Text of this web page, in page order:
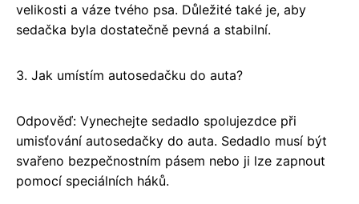
velikosti a váze tvého psa. Důležité také je, aby
sedačka byla dostatečně pevná a stabilní.
3. Jak umístím autosedačku do auta?
Odpověď: Vynechejte sedadlo spolujezdce při
umisťování autosedačky do auta. Sedadlo musí být
svařeno bezpečnostním pásem nebo ji lze zapnout
pomocí speciálních háků.